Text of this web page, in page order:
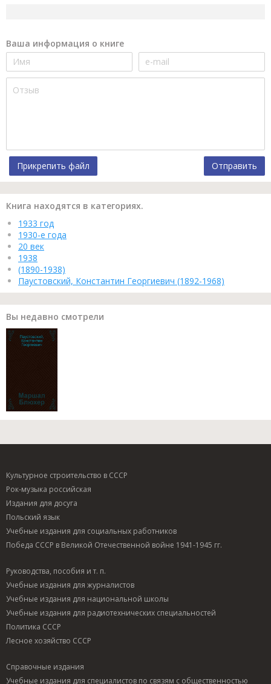
Ваша информация о книге
Прикрепить файл Отправить
Книга находятся в категориях.
1933 год
1930-е года
20 век
1938
(1890-1938)
Паустовский, Константин Георгиевич (1892-1968)
Вы недавно смотрели
Культурное строительство в СССР
Рок-музыка российская
Издания для досуга
Польский язык
Учебные издания для социальных работников
Победа СССР в Великой Отечественной войне 1941-1945 гг.
Руководства, пособия и т. п.
Учебные издания для журналистов
Учебные издания для национальной школы
Учебные издания для радиотехнических специальностей
Политика СССР
Лесное хозяйство СССР
Справочные издания
Учебные издания для специалистов по связям с общественностью